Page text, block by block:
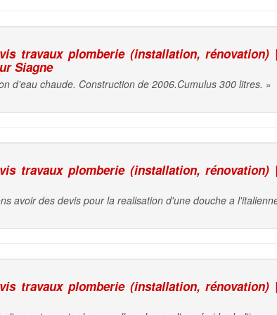
travaux plomberie (installation,
Siagne
d'eau chaude. Construction de 2006.Cumulus 300 litres. »
travaux plomberie (installation,
avoir des devis pour la realisation d'une douche a
travaux plomberie (installation,